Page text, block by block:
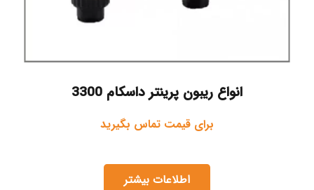
انواع ریبون پرینتر داسکام 3300
برای قیمت تماس بگیرید
اطلاعات بیشتر